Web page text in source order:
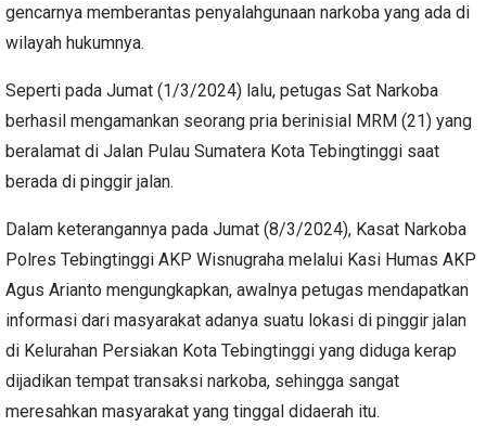
gencarnya memberantas penyalahgunaan narkoba yang ada di
wilayah hukumnya.
Seperti pada Jumat (1/3/2024) lalu, petugas Sat Narkoba
berhasil mengamankan seorang pria berinisial MRM (21) yang
beralamat di Jalan Pulau Sumatera Kota Tebingtinggi saat
berada di pinggir jalan.
Dalam keterangannya pada Jumat (8/3/2024), Kasat Narkoba
Polres Tebingtinggi AKP Wisnugraha melalui Kasi Humas AKP
Agus Arianto mengungkapkan, awalnya petugas mendapatkan
informasi dari masyarakat adanya suatu lokasi di pinggir jalan
di Kelurahan Persiakan Kota Tebingtinggi yang diduga kerap
dijadikan tempat transaksi narkoba, sehingga sangat
meresahkan masyarakat yang tinggal didaerah itu.